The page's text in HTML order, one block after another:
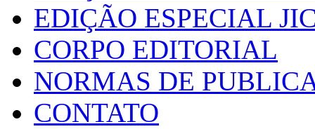
EDIÇÃO ESPECIAL
CORPO EDITORIAL
NORMAS DE
CONTATO